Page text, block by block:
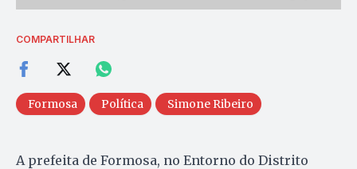
COMPARTILHAR
Formosa Política Simone Ribeiro
A prefeita de Formosa, no Entorno do Distrito